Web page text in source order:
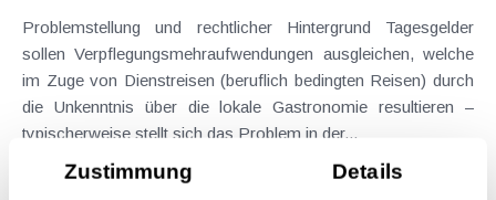
Zustimmung Details
Problemstellung und rechtlicher Hintergrund Tagesgelder
sollen Verpflegungsmehraufwendungen ausgleichen, welche
im Zuge von Dienstreisen (beruflich bedingten Reisen) durch
die Unkenntnis über die lokale Gastronomie resultieren –
typischerweise stellt sich das Problem in der...
Langtext
empfehlen